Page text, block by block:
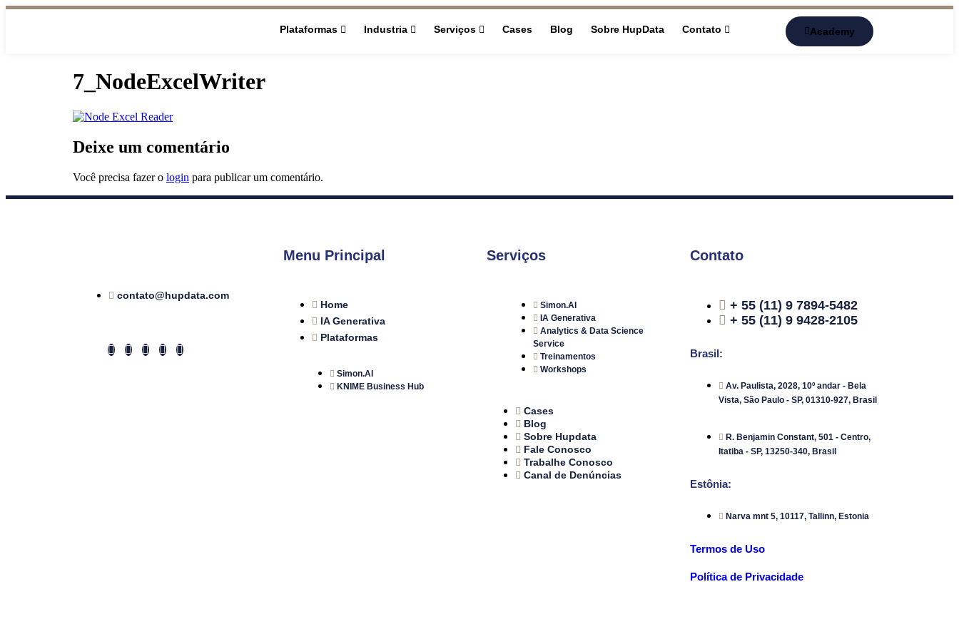
Plataformas Industria Serviços Cases Blog Sobre HupData Contato Academy
7_NodeExcelWriter
Deixe um comentário
Você precisa fazer o login para publicar um comentário.
contato@hupdata.com
Menu Principal
Home
IA Generativa
Plataformas
Simon.AI
KNIME Business Hub
Serviços
Simon.AI
IA Generativa
Analytics & Data Science
Service
Treinamentos
Workshops
Cases
Blog
Sobre Hupdata
Fale Conosco
Trabalhe Conosco
Canal de Denúncias
Contato
+ 55 (11) 9 7894-5482
+ 55 (11) 9 9428-2105
Brasil:
Av. Paulista, 2028, 10º andar - Bela
Vista, São Paulo - SP, 01310-927, Brasil
R. Benjamin Constant, 501 - Centro,
Itatiba - SP, 13250-340, Brasil
Estônia:
Narva mnt 5, 10117, Tallinn, Estonia
Termos de Uso
Política de Privacidade